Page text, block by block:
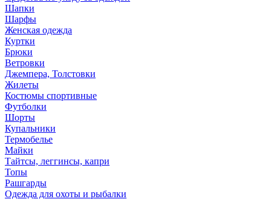
Шапки
Шарфы
Женская одежда
Куртки
Брюки
Ветровки
Джемпера, Толстовки
Жилеты
Костюмы спортивные
Футболки
Шорты
Купальники
Термобелье
Майки
Тайтсы, леггинсы, капри
Топы
Рашгарды
Одежда для охоты и рыбалки